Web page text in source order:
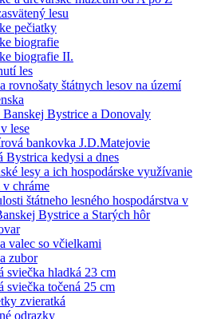
lesu
pečiatky
biografie
biografie II.
les
rovnošaty štátnych lesov na území
Bystrice a Donovaly
lese
bankovka J.D.Matejovie
Bystrica kedysi a dnes
lesy a ich hospodárske využívanie
v chráme
štátneho lesného hospodárstva v
Bystrice a Starých hôr
valec so včielkami
zubor
sviečka hladká 23 cm
sviečka točená 25 cm
zvieratká
odrazky